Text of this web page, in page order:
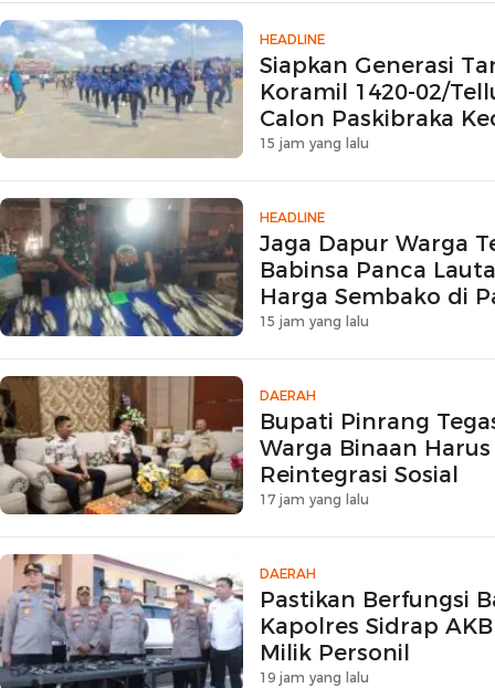
HEADLINE
Siapkan Generasi
Koramil 1420-02/
Calon Paskibraka
15 jam yang lalu
HEADLINE
Jaga Dapur Warga
Babinsa Panca
Harga Sembako di
15 jam yang lalu
DAERAH
Bupati Pinrang
Warga Binaan
Reintegrasi Sosial
17 jam yang lalu
DAERAH
Pastikan Berfungsi
Kapolres Sidrap
Milik Personil
19 jam yang lalu